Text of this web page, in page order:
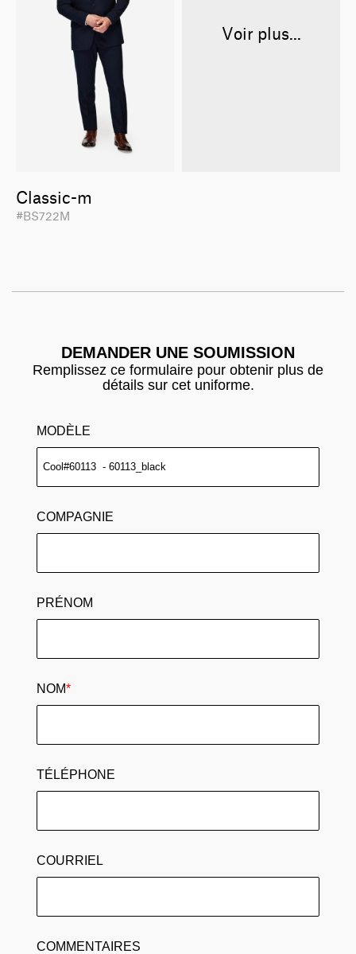
Classic-m
#BS722M
Voir plus...
DEMANDER UNE SOUMISSION
Remplissez ce formulaire pour obtenir plus de
détails sur cet uniforme.
MODÈLE
COMPAGNIE
PRÉNOM
NOM*
TÉLÉPHONE
COURRIEL
COMMENTAIRES